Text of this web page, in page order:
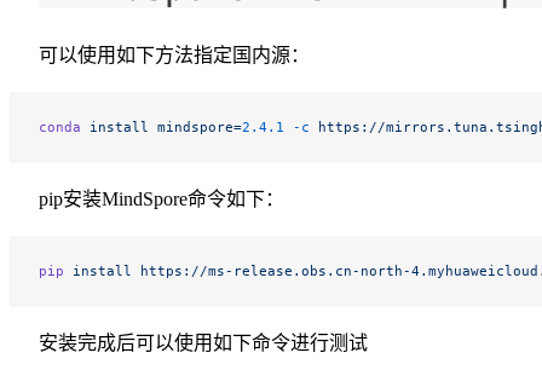
可以使用如下方法指定国内源：
conda install mindspore=2.4.1 -c https://
pip安装MindSpore命令如下：
pip install https://ms-release.obs.cn-north-
安装完成后可以使用如下命令进行测试